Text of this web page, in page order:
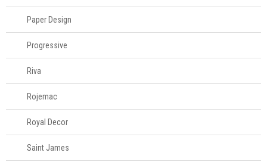
Paper Design
Progressive
Riva
Rojemac
Royal Decor
Saint James